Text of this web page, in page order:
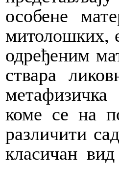
особене
митолошких,
одређеним
ствара
коме се на
различити
класичан